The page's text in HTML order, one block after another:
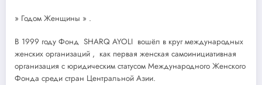
» Годом Женщины » .
В 1999 году Фонд SHARQ AYOLI вошёл в круг международных
женских организаций , как первая женская самоинициативная
организация с юридическим статусом Международного Женского
Фонда среди стран Центральной Азии.